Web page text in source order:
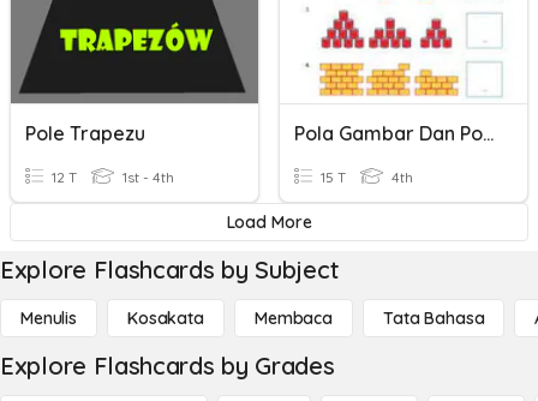
Pole Trapezu
12 T 1st - 4th
Pola Gambar Dan Pola Bilangan
15 T 4th
Load More
Explore Flashcards by Subject
Menulis Kosakata Membaca Tata Bahasa
Explore Flashcards by Grades